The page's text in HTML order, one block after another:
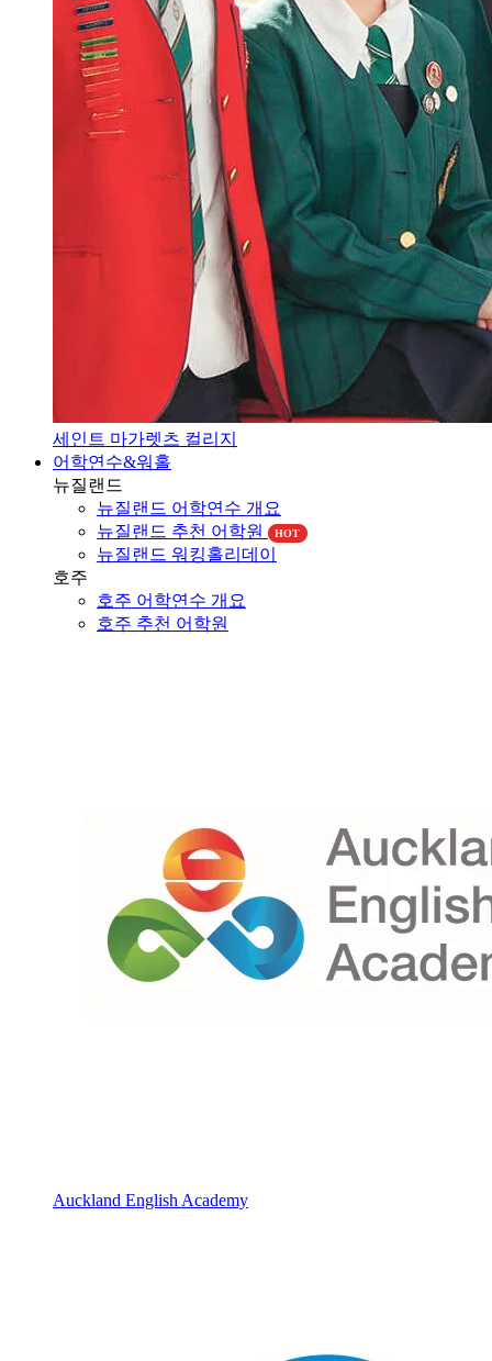
세인트 마가렛츠 컬리지
어학연수&워홀
뉴질랜드
뉴질랜드 어학연수 개요
뉴질랜드 워킹홀리데이
호주